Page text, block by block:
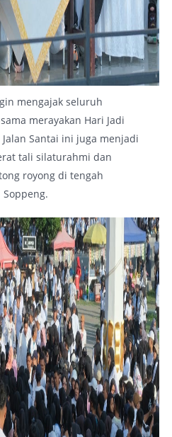
mengajak seluruh
merayakan Hari Jadi
Santai ini juga menjadi
tali silaturahmi dan
royong di tengah